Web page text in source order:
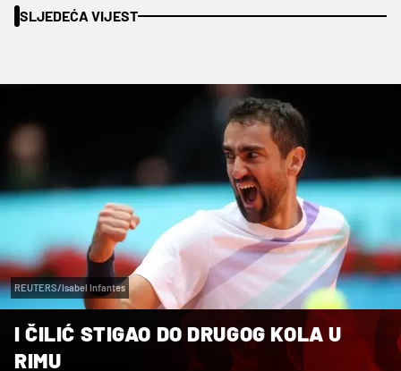
SLJEDEĆA VIJEST
REUTERS/Isabel Infantes
I ČILIĆ STIGAO DO DRUGOG KOLA U
RIMU